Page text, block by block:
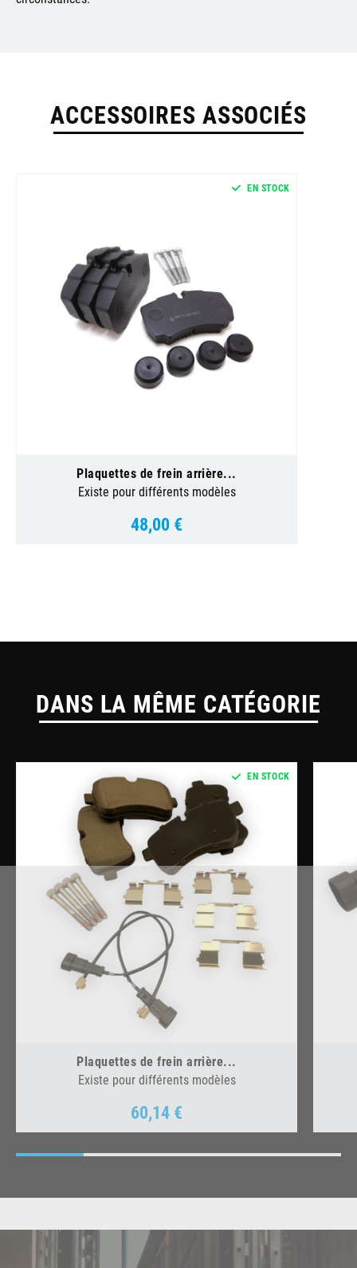
ACCESSOIRES ASSOCIÉS
Plaquettes de frein arrière...
Existe pour différents modèles
Prix
48,00 €
EN STOCK
DANS LA MÊME CATÉGORIE
Plaquettes de frein arrière...
Existe pour différents modèles
Prix
60,14 €
EN STOCK